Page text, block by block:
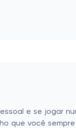
e se jogar
que você